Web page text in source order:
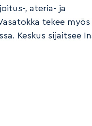
, ateria- ja
tekee myös
Keskus sijaitsee